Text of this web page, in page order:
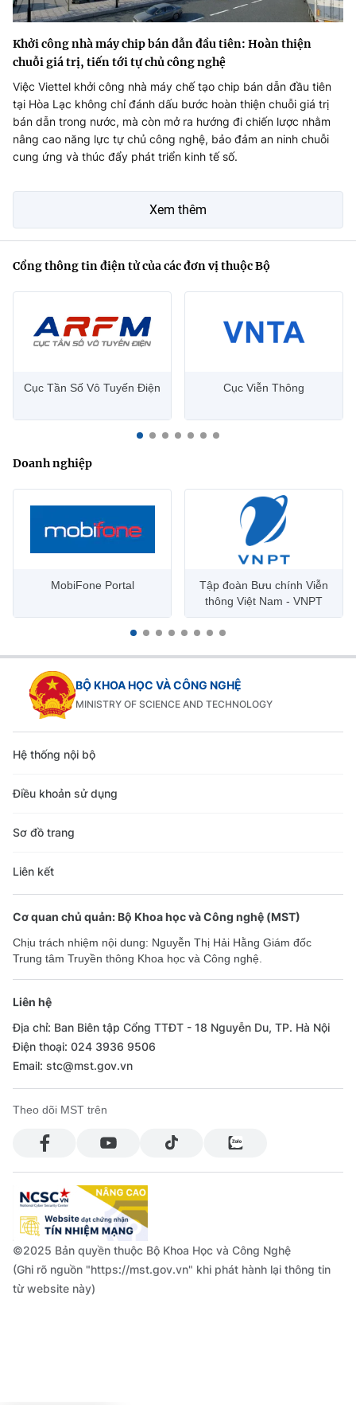
Khởi công nhà máy chip bán dẫn đầu tiên: Hoàn thiện
chuỗi giá trị, tiến tới tự chủ công nghệ
Việc Viettel khởi công nhà máy chế tạo chip bán dẫn đầu tiên
tại Hòa Lạc không chỉ đánh dấu bước hoàn thiện chuỗi giá trị
bán dẫn trong nước, mà còn mở ra hướng đi chiến lược nhằm
nâng cao năng lực tự chủ công nghệ, bảo đảm an ninh chuỗi
cung ứng và thúc đẩy phát triển kinh tế số.
Xem thêm
Cổng thông tin điện tử của các đơn vị thuộc Bộ
Cục Tần Số Vô Tuyến Điện Cục Viễn Thông
Doanh nghiệp
MobiFone Portal
Tập đoàn Bưu chính Viễn
thông Việt Nam - VNPT
BỘ KHOA HỌC VÀ CÔNG NGHỆ
MINISTRY OF SCIENCE AND TECHNOLOGY
Hệ thống nội bộ
Điều khoản sử dụng
Sơ đồ trang
Liên kết
Cơ quan chủ quản: Bộ Khoa học và Công nghệ (MST)
Chịu trách nhiệm nội dung: Nguyễn Thị Hải Hằng Giám đốc
Trung tâm Truyền thông Khoa học và Công nghệ.
Liên hệ
Địa chỉ: Ban Biên tập Cổng TTĐT - 18 Nguyễn Du, TP. Hà Nội
Điện thoại: 024 3936 9506
Email: stc@mst.gov.vn
Theo dõi MST trên
©2025 Bản quyền thuộc Bộ Khoa Học và Công Nghệ
(Ghi rõ nguồn "https://mst.gov.vn" khi phát hành lại thông tin
từ website này)